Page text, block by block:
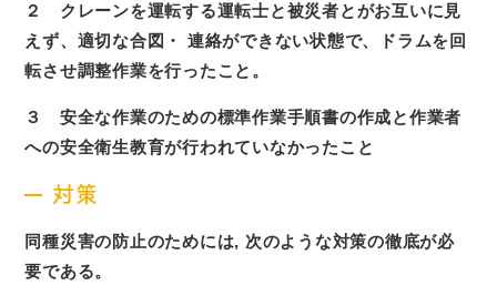
２ クレーンを運転する運転士と被災者とがお互いに見
えず、適切な合図・ 連絡ができない状態で、ドラムを回
転させ調整作業を行ったこと。
３ 安全な作業のための標準作業手順書の作成と作業者
への安全衛生教育が行われていなかったこと
対策
同種災害の防止のためには, 次のような対策の徹底が必
要である。